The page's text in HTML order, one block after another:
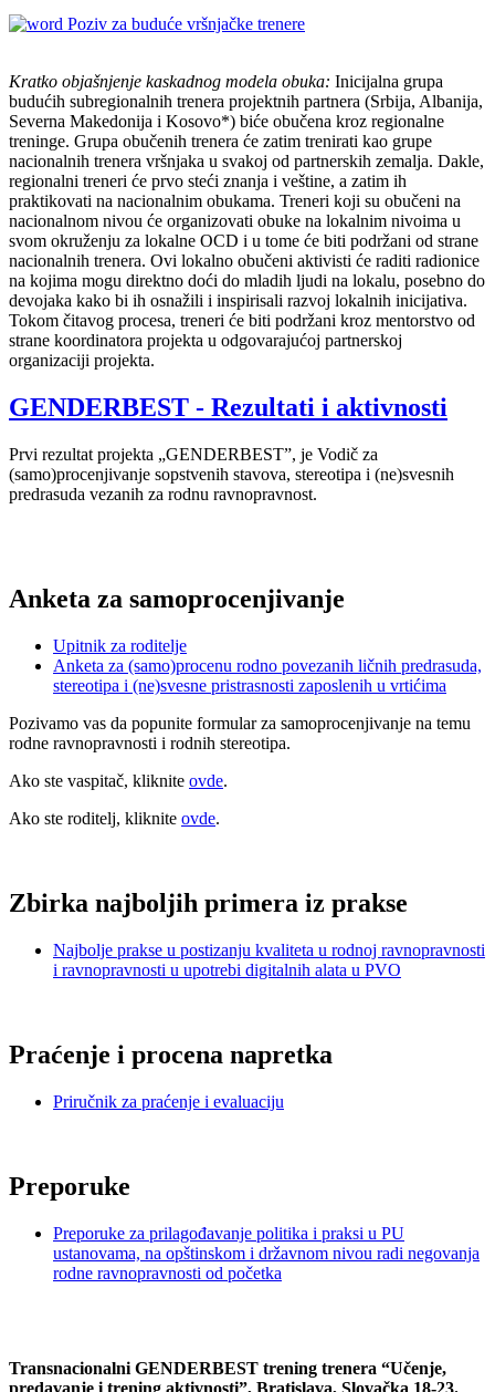
Poziv za buduće vršnjačke trenere
Kratko objašnjenje kaskadnog modela obuka: Inicijalna grupa
budućih subregionalnih trenera projektnih partnera (Srbija, Albanija,
Severna Makedonija i Kosovo*) biće obučena kroz regionalne
treninge. Grupa obučenih trenera će zatim trenirati kao grupe
nacionalnih trenera vršnjaka u svakoj od partnerskih zemalja. Dakle,
regionalni treneri će prvo steći znanja i veštine, a zatim ih
praktikovati na nacionalnim obukama. Treneri koji su obučeni na
nacionalnom nivou će organizovati obuke na lokalnim nivoima u
svom okruženju za lokalne OCD i u tome će biti podržani od strane
nacionalnih trenera. Ovi lokalno obučeni aktivisti će raditi radionice
na kojima mogu direktno doći do mladih ljudi na lokalu, posebno do
devojaka kako bi ih osnažili i inspirisali razvoj lokalnih inicijativa.
Tokom čitavog procesa, treneri će biti podržani kroz mentorstvo od
strane koordinatora projekta u odgovarajućoj partnerskoj
organizaciji projekta.
GENDERBEST - Rezultati i aktivnosti
Prvi rezultat projekta „GENDERBEST”, je Vodič za
(samo)procenjivanje sopstvenih stavova, stereotipa i (ne)svesnih
predrasuda vezanih za rodnu ravnopravnost.
Anketa za samoprocenjivanje
Upitnik za roditelje
Anketa za (samo)procenu rodno povezanih ličnih predrasuda,
stereotipa i (ne)svesne pristrasnosti zaposlenih u vrtićima
Pozivamo vas da popunite formular za samoprocenjivanje na temu
rodne ravnopravnosti i rodnih stereotipa.
Ako ste vaspitač, kliknite ovde.
Ako ste roditelj, kliknite ovde.
Zbirka najboljih primera iz prakse
Najbolje prakse u postizanju kvaliteta u rodnoj ravnopravnosti
i ravnopravnosti u upotrebi digitalnih alata u PVO
Praćenje i procena napretka
Priručnik za praćenje i evaluaciju
Preporuke
Preporuke za prilagođavanje politika i praksi u PU
ustanovama, na opštinskom i državnom nivou radi negovanja
rodne ravnopravnosti od početka
Transnacionalni GENDERBEST trening trenera “Učenje,
predavanje i trening aktivnosti”, Bratislava, Slovačka 18-23.